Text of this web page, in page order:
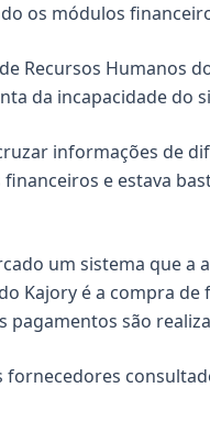
os módulos
Recursos Humanos
da incapacidade
informações de
e estava
um sistema que a
Kajory é a compra
pagamentos são
fornecedores